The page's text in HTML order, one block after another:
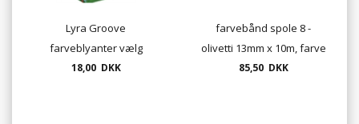
Lyra Groove
farveblyanter vælg
mellem 24 farver
18,00 DKK
farvebånd spole 8 -
olivetti 13mm x 10m, farve
sort/rød
85,50 DKK